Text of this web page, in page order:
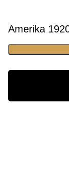
Amerika